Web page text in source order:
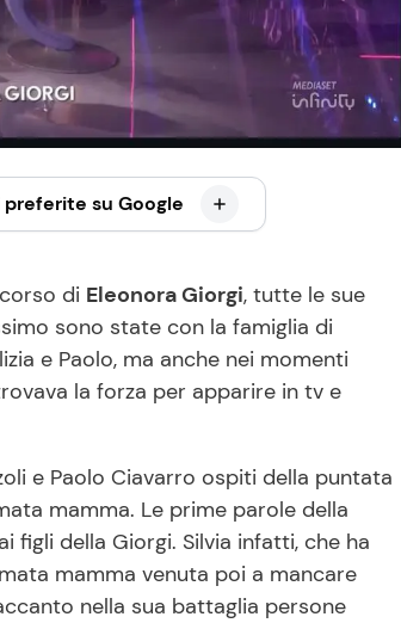
su Google
di Eleonora Giorgi, tutte le sue
sono state con la famiglia di
e Paolo, ma anche nei momenti
la forza per apparire in tv e
e Paolo Ciavarro ospiti della puntata
mamma. Le prime parole della
della Giorgi. Silvia infatti, che ha
mamma venuta poi a mancare
nella sua battaglia persone